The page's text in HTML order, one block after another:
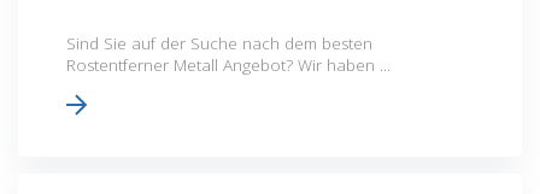
Sind Sie auf der Suche nach dem besten
Rostentferner Metall Angebot? Wir haben ...